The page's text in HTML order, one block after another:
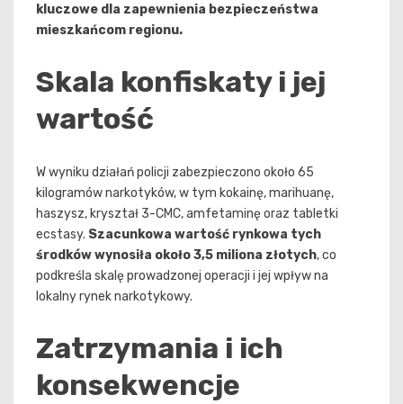
kluczowe dla zapewnienia bezpieczeństwa
mieszkańcom regionu.
Skala konfiskaty i jej
wartość
W wyniku działań policji zabezpieczono około 65
kilogramów narkotyków, w tym kokainę, marihuanę,
haszysz, kryształ 3-CMC, amfetaminę oraz tabletki
ecstasy. Szacunkowa wartość rynkowa tych
środków wynosiła około 3,5 miliona złotych, co
podkreśla skalę prowadzonej operacji i jej wpływ na
lokalny rynek narkotykowy.
Zatrzymania i ich
konsekwencje